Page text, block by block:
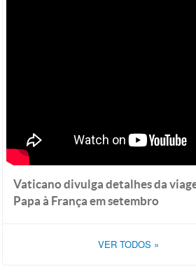
Vaticano divulga detalhes da
Papa à França em setembro
VER TODOS »